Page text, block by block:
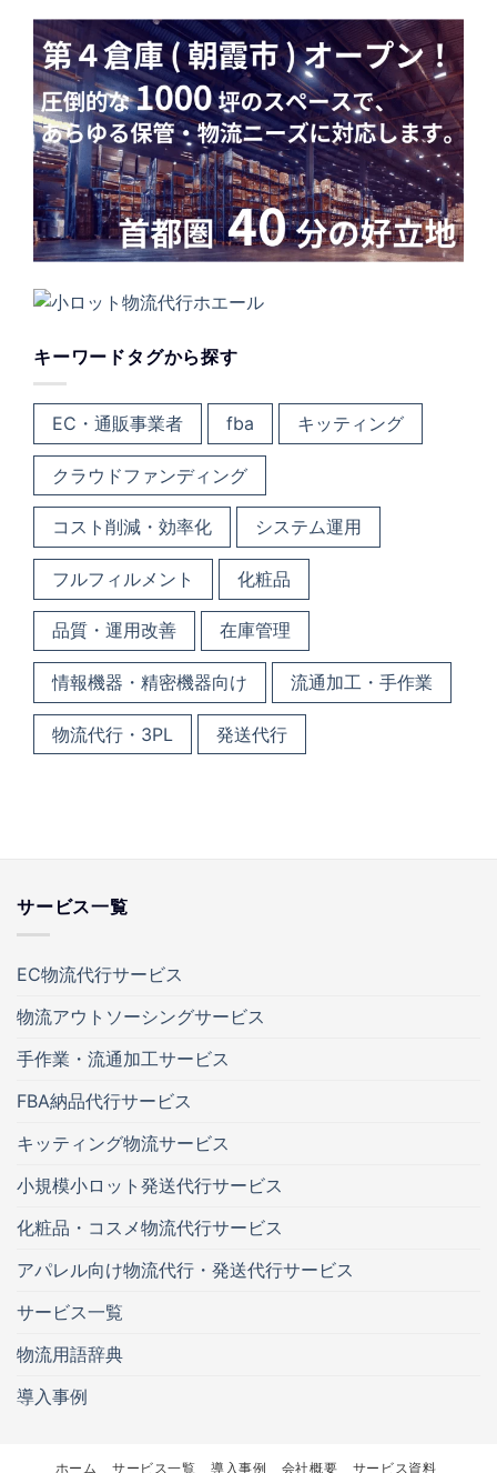
キーワードタグから探す
EC・通販事業者 fba キッティング
クラウドファンディング
コスト削減・効率化 システム運用
フルフィルメント 化粧品
品質・運用改善 在庫管理
情報機器・精密機器向け 流通加工・手作業
物流代行・3PL 発送代行
サービス一覧
EC物流代行サービス
物流アウトソーシングサービス
手作業・流通加工サービス
FBA納品代行サービス
キッティング物流サービス
小規模小ロット発送代行サービス
化粧品・コスメ物流代行サービス
アパレル向け物流代行・発送代行サービス
サービス一覧
物流用語辞典
導入事例
ホーム サービス一覧 導入事例 会社概要 サービス資料